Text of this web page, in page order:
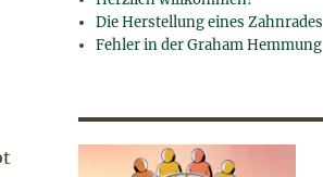
Die Herstellung eines Zahnrades
Fehler in der Graham Hemmung